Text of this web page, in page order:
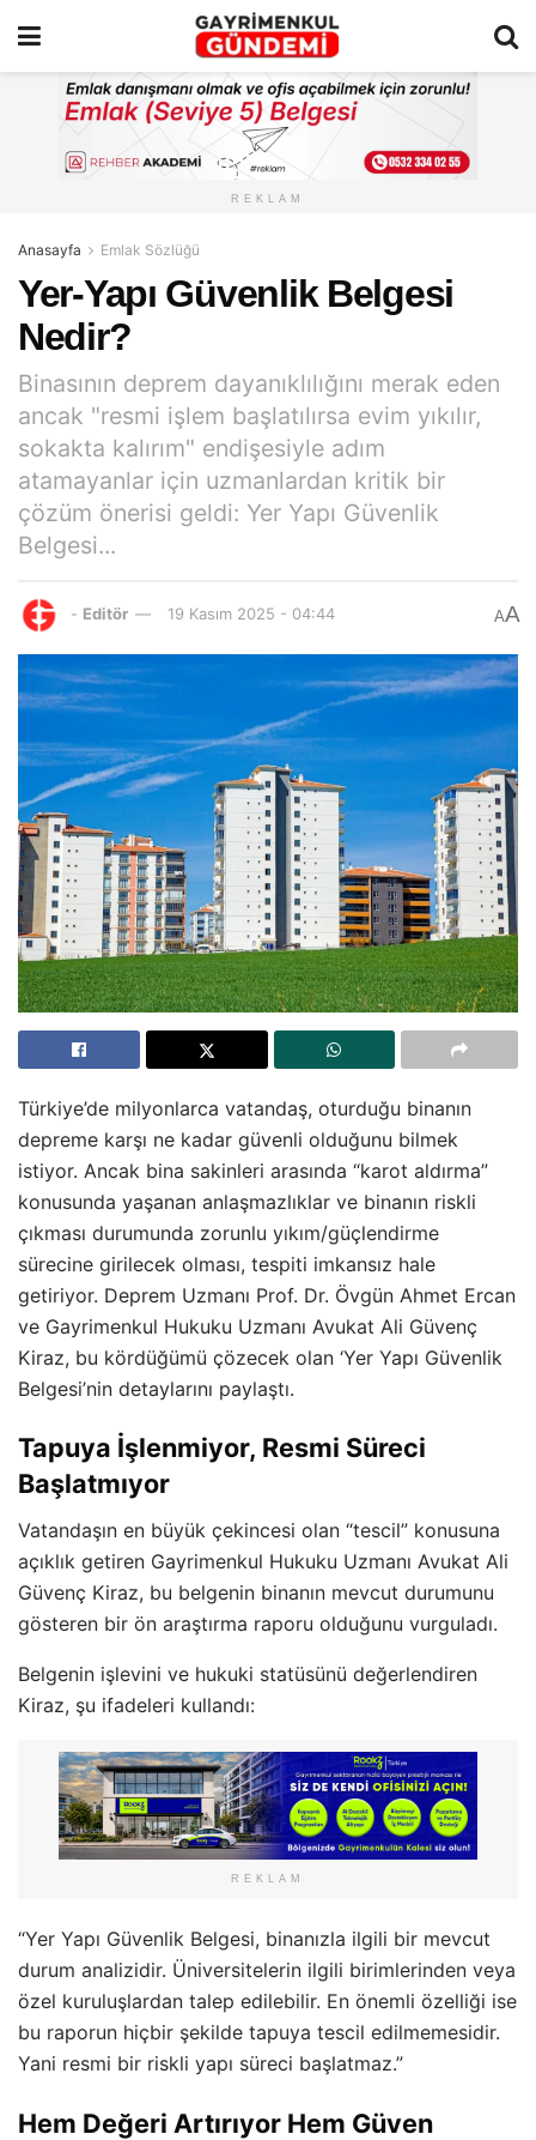
REKLAM
Anasayfa Emlak Sözlüğü
Yer-Yapı Güvenlik Belgesi
Nedir?
Binasının deprem dayanıklılığını merak eden
ancak "resmi işlem başlatılırsa evim yıkılır,
sokakta kalırım" endişesiyle adım
atamayanlar için uzmanlardan kritik bir
çözüm önerisi geldi: Yer Yapı Güvenlik
Belgesi...
- Editör 19 Kasım 2025 - 04:44 AA
Türkiye’de milyonlarca vatandaş, oturduğu binanın
depreme karşı ne kadar güvenli olduğunu bilmek
istiyor. Ancak bina sakinleri arasında “karot aldırma”
konusunda yaşanan anlaşmazlıklar ve binanın riskli
çıkması durumunda zorunlu yıkım/güçlendirme
sürecine girilecek olması, tespiti imkansız hale
getiriyor. Deprem Uzmanı Prof. Dr. Övgün Ahmet Ercan
ve Gayrimenkul Hukuku Uzmanı Avukat Ali Güvenç
Kiraz, bu kördüğümü çözecek olan ‘Yer Yapı Güvenlik
Belgesi’nin detaylarını paylaştı.
Tapuya İşlenmiyor, Resmi Süreci
Başlatmıyor
Vatandaşın en büyük çekincesi olan “tescil” konusuna
açıklık getiren Gayrimenkul Hukuku Uzmanı Avukat Ali
Güvenç Kiraz, bu belgenin binanın mevcut durumunu
gösteren bir ön araştırma raporu olduğunu vurguladı.
Belgenin işlevini ve hukuki statüsünü değerlendiren
Kiraz, şu ifadeleri kullandı:
REKLAM
“Yer Yapı Güvenlik Belgesi, binanızla ilgili bir mevcut
durum analizidir. Üniversitelerin ilgili birimlerinden veya
özel kuruluşlardan talep edilebilir. En önemli özelliği ise
bu raporun hiçbir şekilde tapuya tescil edilmemesidir.
Yani resmi bir riskli yapı süreci başlatmaz.”
Hem Değeri Artırıyor Hem Güven